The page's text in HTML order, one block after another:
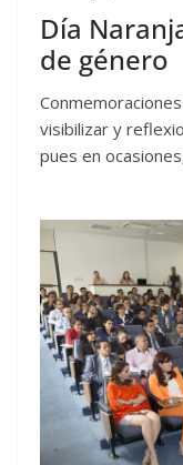
Día
de género
visibilizar y
pues en